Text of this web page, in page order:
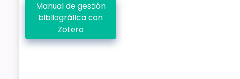
Manual de gestión
bibliográfica con
Zotero